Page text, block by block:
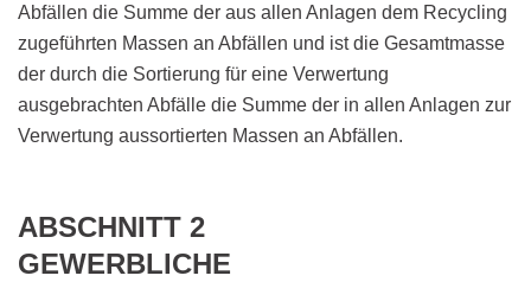
Abfällen die Summe der aus allen Anlagen dem Recycling
zugeführten Massen an Abfällen und ist die Gesamtmasse
der durch die Sortierung für eine Verwertung
ausgebrachten Abfälle die Summe der in allen Anlagen zur
Verwertung aussortierten Massen an Abfällen.
ABSCHNITT 2
GEWERBLICHE